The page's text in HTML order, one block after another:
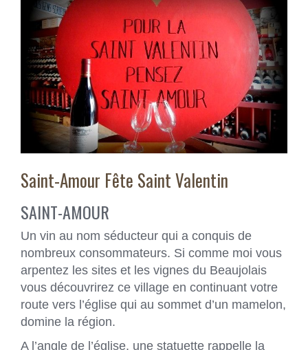
Saint-Amour Fête Saint Valentin
SAINT-AMOUR
Un vin au nom séducteur qui a conquis de
nombreux consommateurs. Si comme moi vous
arpentez les sites et les vignes du Beaujolais
vous découvrirez ce village en continuant votre
route vers l’église qui au sommet d’un mamelon,
domine la région.
A l’angle de l’église, une statuette rappelle la